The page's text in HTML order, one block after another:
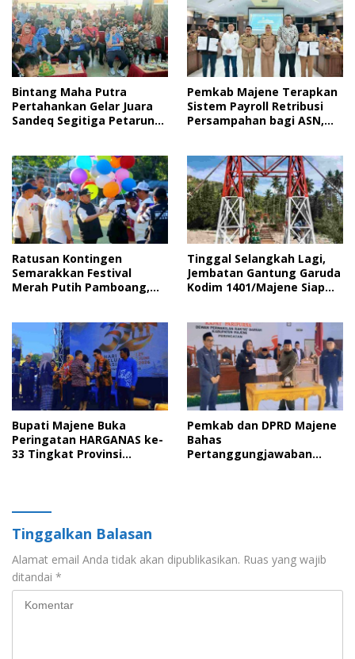
Bintang Maha Putra
Pertahankan Gelar Juara
Sandeq Segitiga Petarung
Pemkab Majene Terapkan
Sistem Payroll Retribusi
Persampahan bagi ASN,
Ratusan Kontingen
Semarakkan Festival
Merah Putih Pamboang,
Tanah Air
Tinggal Selangkah Lagi,
Jembatan Gantung Garuda
Kodim 1401/Majene Siap
Bupati Majene Buka
Peringatan HARGANAS ke-
33 Tingkat Provinsi
Pemkab dan DPRD Majene
Bahas
Pertanggungjawaban
Tinggalkan Balasan
Alamat email Anda tidak akan dipublikasikan. Ruas yang wajib
ditandai *